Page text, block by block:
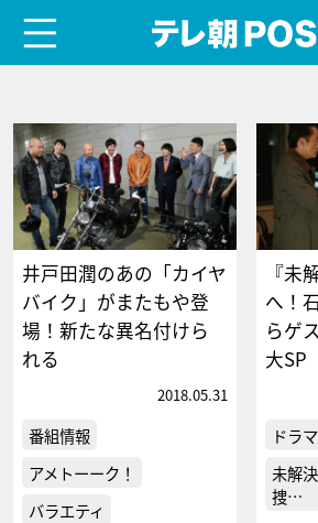
井戸田潤のあの「カイヤ
バイク」がまたもや登
場！新たな異名付けら
れる
2018.05.31
番組情報
アメトーーク！
バラエティ
『未
へ！
らゲ
大SP
ドラマ
未解
捜…